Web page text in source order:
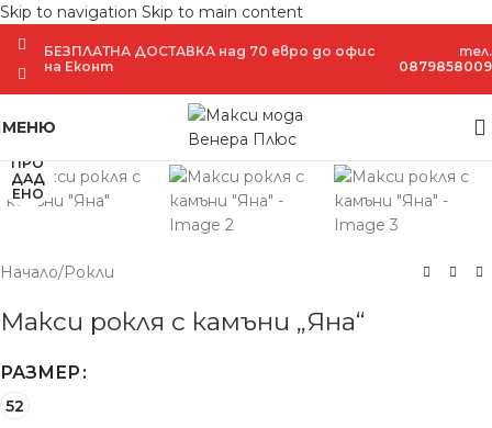
Skip to navigation Skip to main content
БЕЗПЛАТНА ДОСТАВКА над 70 евро до офис
на Еконт
тел.
0879858009
МЕНЮ
ПРО
ДАД
ЕНО
Начало/Рокли
Макси рокля с камъни „Яна“
РАЗМЕР
52